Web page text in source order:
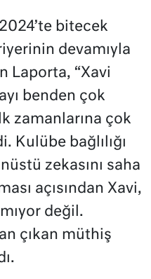
bitecek
devamıyla
Laporta, “Xavi
benden çok
zamanlarına çok
Kulübe bağlılığı
zekasını saha
açısından Xavi,
değil.
çıkan müthiş